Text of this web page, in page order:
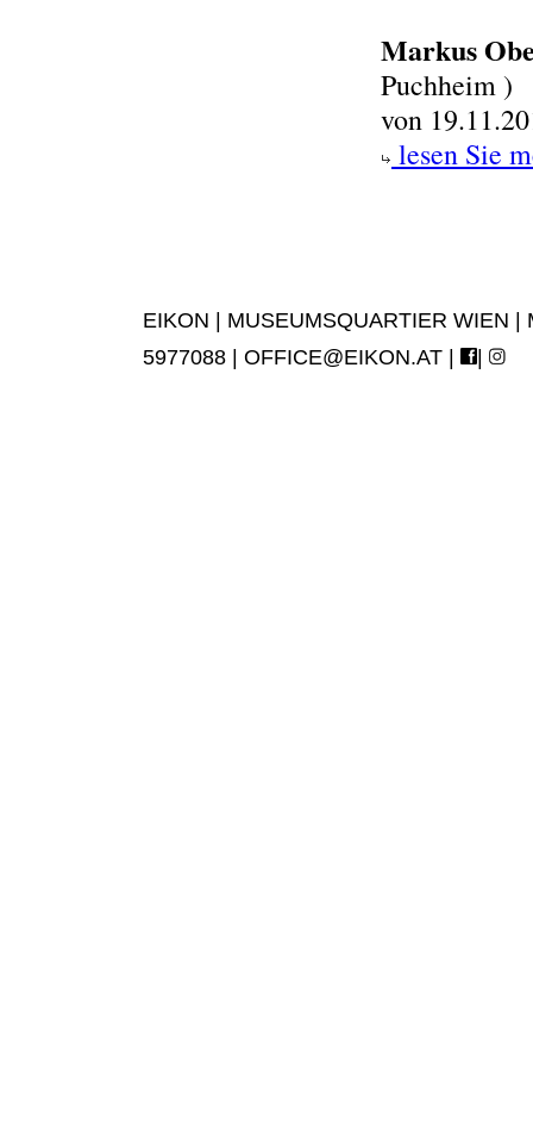
Markus
Puchheim )
von
lesen Sie
EIKON | MUSEUMSQUARTIER WIEN
5977088 | OFFICE@EIKON.AT | |